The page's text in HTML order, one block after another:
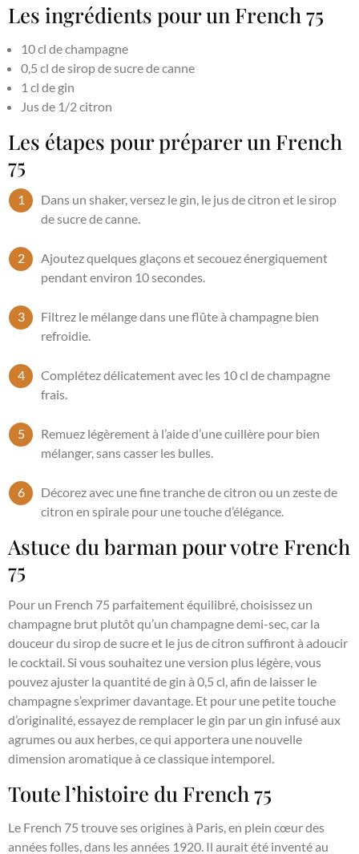
Les ingrédients pour un French 75
10 cl de champagne
0,5 cl de sirop de sucre de canne
1 cl de gin
Jus de 1/2 citron
Les étapes pour préparer un French
75
Dans un shaker, versez le gin, le jus de citron et le sirop
de sucre de canne.
Ajoutez quelques glaçons et secouez énergiquement
pendant environ 10 secondes.
Filtrez le mélange dans une flûte à champagne bien
refroidie.
Complétez délicatement avec les 10 cl de champagne
frais.
Remuez légèrement à l’aide d’une cuillère pour bien
mélanger, sans casser les bulles.
Décorez avec une fine tranche de citron ou un zeste de
citron en spirale pour une touche d’élégance.
Astuce du barman pour votre French
75
Pour un French 75 parfaitement équilibré, choisissez un
champagne brut plutôt qu’un champagne demi-sec, car la
douceur du sirop de sucre et le jus de citron suffiront à adoucir
le cocktail. Si vous souhaitez une version plus légère, vous
pouvez ajuster la quantité de gin à 0,5 cl, afin de laisser le
champagne s’exprimer davantage. Et pour une petite touche
d’originalité, essayez de remplacer le gin par un gin infusé aux
agrumes ou aux herbes, ce qui apportera une nouvelle
dimension aromatique à ce classique intemporel.
Toute l’histoire du French 75
Le French 75 trouve ses origines à Paris, en plein cœur des
années folles, dans les années 1920. Il aurait été inventé au